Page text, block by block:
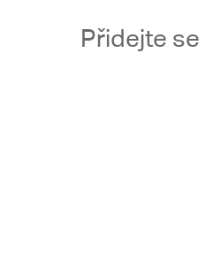
Přidejte se